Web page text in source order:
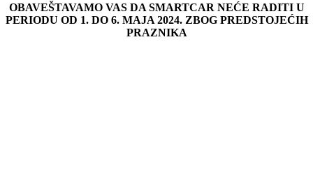
OBAVEŠTAVAMO VAS DA SMARTCAR NEĆE RADITI U
PERIODU OD 1. DO 6. MAJA 2024. ZBOG PREDSTOJEĆIH
PRAZNIKA